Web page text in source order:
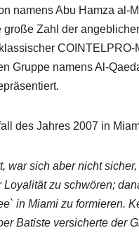
namens Abu Hamza al-
große Zahl der
Gruppe namens Al-
des Jahres 2007 in
war sich aber nicht
zu schwören;
in Miami zu formieren.
Batiste versicherte der